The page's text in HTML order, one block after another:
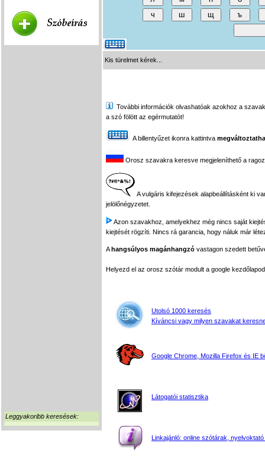
Leggyakoribb keresések:
Kis türelmet kérek...
További információk olvashatóak azokhoz a
a szó fölött az egérmutatót!
A billentyűzet ikonra kattintva
Orosz szavakra keresve megjeleníthető a
A vulgáris kifejezések alapbeállításként ki
jelölőnégyzetet.
Azon szavakhoz, amelyekhez még nincs saját
kiejtését rögzíti. Nincs rá garancia, hogy náluk már
Ahangsúlyos magánhangzó vastagon szedett
Helyezd el az orosz szótár modult a google
Utolsó 1000 keresés
Kíváncsi vagy milyen szavakat
Google Chrome, Mozilla Firefox és IE
Látogatói statisztika
Linkajánló: online szótárak, nyelvoktató